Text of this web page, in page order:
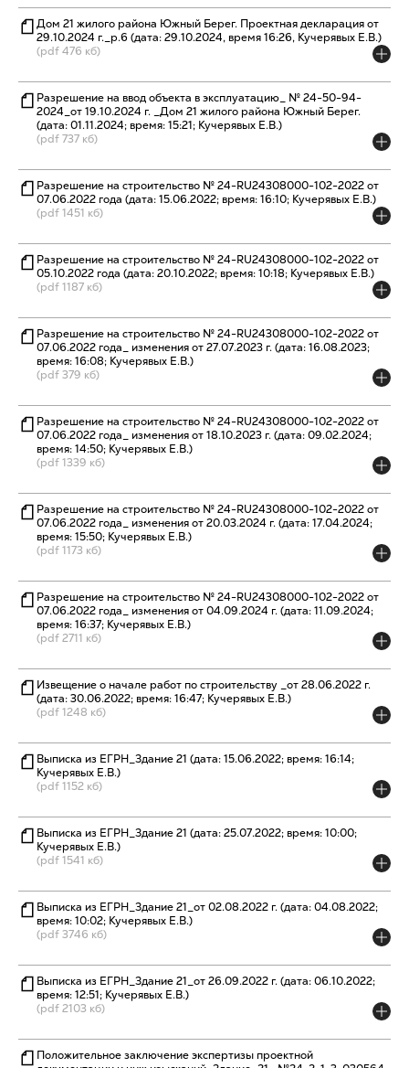
Дом 21 жилого района Южный Берег. Проектная декларация от
29.10.2024 г._р.6 (дата: 29.10.2024, время 16:26, Кучерявых Е.В.)
(pdf 476 кб)
Разрешение на ввод объекта в эксплуатацию_ № 24-50-94-
2024_от 19.10.2024 г. _Дом 21 жилого района Южный Берег.
(дата: 01.11.2024; время: 15:21; Кучерявых Е.В.)
(pdf 737 кб)
Разрешение на строительство № 24-RU24308000-102-2022 от
07.06.2022 года (дата: 15.06.2022; время: 16:10; Кучерявых Е.В.)
(pdf 1451 кб)
Разрешение на строительство № 24-RU24308000-102-2022 от
05.10.2022 года (дата: 20.10.2022; время: 10:18; Кучерявых Е.В.)
(pdf 1187 кб)
Разрешение на строительство № 24-RU24308000-102-2022 от
07.06.2022 года_ изменения от 27.07.2023 г. (дата: 16.08.2023;
время: 16:08; Кучерявых Е.В.)
(pdf 379 кб)
Разрешение на строительство № 24-RU24308000-102-2022 от
07.06.2022 года_ изменения от 18.10.2023 г. (дата: 09.02.2024;
время: 14:50; Кучерявых Е.В.)
(pdf 1339 кб)
Разрешение на строительство № 24-RU24308000-102-2022 от
07.06.2022 года_ изменения от 20.03.2024 г. (дата: 17.04.2024;
время: 15:50; Кучерявых Е.В.)
(pdf 1173 кб)
Разрешение на строительство № 24-RU24308000-102-2022 от
07.06.2022 года_ изменения от 04.09.2024 г. (дата: 11.09.2024;
время: 16:37; Кучерявых Е.В.)
(pdf 2711 кб)
Извещение о начале работ по строительству _от 28.06.2022 г.
(дата: 30.06.2022; время: 16:47; Кучерявых Е.В.)
(pdf 1248 кб)
Выписка из ЕГРН_Здание 21 (дата: 15.06.2022; время: 16:14;
Кучерявых Е.В.)
(pdf 1152 кб)
Выписка из ЕГРН_Здание 21 (дата: 25.07.2022; время: 10:00;
Кучерявых Е.В.)
(pdf 1541 кб)
Выписка из ЕГРН_Здание 21_от 02.08.2022 г. (дата: 04.08.2022;
время: 10:02; Кучерявых Е.В.)
(pdf 3746 кб)
Выписка из ЕГРН_Здание 21_от 26.09.2022 г. (дата: 06.10.2022;
время: 12:51; Кучерявых Е.В.)
(pdf 2103 кб)
Положительное заключение экспертизы проектной